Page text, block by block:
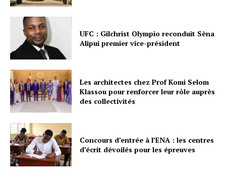
UFC : Gilchrist Olympio reconduit Sèna
Alipui premier vice-président
Les architectes chez Prof Komi Selom
Klassou pour renforcer leur rôle auprès
des collectivités
Concours d’entrée à l’ENA : les centres
d’écrit dévoilés pour les épreuves